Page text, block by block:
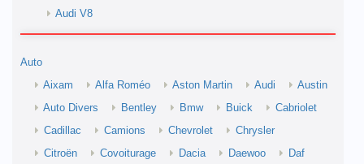
Audi V8
Auto
Aixam
Alfa Roméo Aston Martin Audi
Austin
Auto Divers
Bentley Bmw Buick
Cabriolet
Cadillac
Camions Chevrolet
Chrysler
Citroën
Covoiturage Dacia Daewoo
Daf